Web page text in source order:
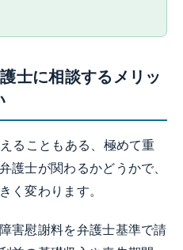
士に相談するメリッ
ることもある、極めて重
護士が関わるかどうかで、
く変わります。
害慰謝料を弁護士基準で請